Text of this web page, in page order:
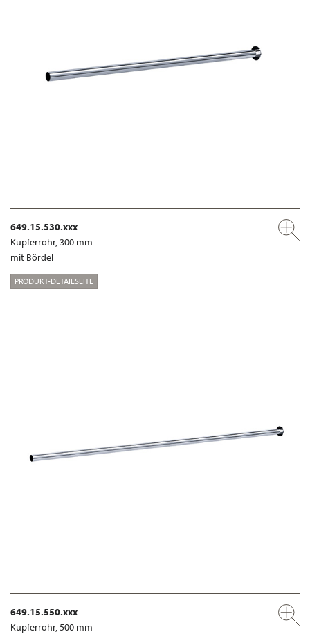
649.15.530.xxx
Kupferrohr, 300 mm
mit Bördel
PRODUKT-DETAILSEITE
649.15.550.xxx
Kupferrohr, 500 mm